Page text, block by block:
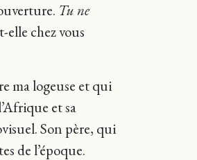
Tu ne
elle chez vous
ma logeuse et qui
et sa
Son père, qui
de l’époque.